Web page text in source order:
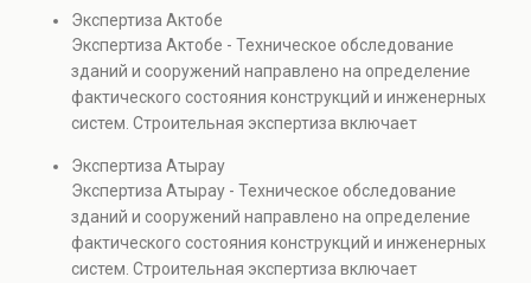
элементов и оценку эксплуатационной безопасности.
Услуга востребована при покупке недвижимости,
капитальном ремонте и реконструкции объектов, а
также при судебных разбирательствах и технических
проверках.
Экспертиза Актобе
Экспертиза Актобе - Техническое обследование
зданий и сооружений направлено на определение
фактического состояния конструкций и инженерных
систем. Строительная экспертиза включает
элементов и оценку эксплуатационной безопасности.
Услуга востребована при покупке недвижимости,
капитальном ремонте и реконструкции объектов, а
также при судебных разбирательствах и технических
Экспертиза Атырау
Экспертиза Атырау - Техническое обследование
зданий и сооружений направлено на определение
фактического состояния конструкций и инженерных
систем. Строительная экспертиза включает